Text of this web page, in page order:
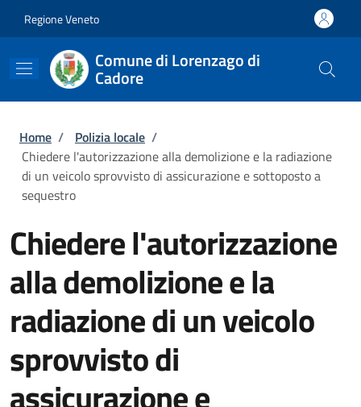
Regione Veneto
Comune di Lorenzago di
Cadore
Briciole di pane
Home / Polizia locale /
Chiedere l'autorizzazione alla demolizione e la radiazione
di un veicolo sprovvisto di assicurazione e sottoposto a
sequestro
Chiedere l'autorizzazione
alla demolizione e la
radiazione di un veicolo
sprovvisto di